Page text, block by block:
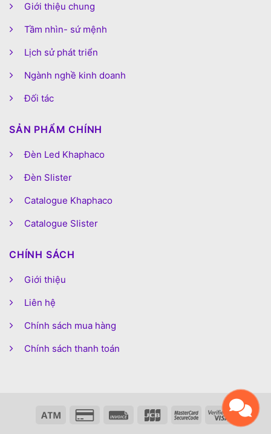
Giới thiệu chung
Tầm nhìn- sứ mệnh
Lịch sử phát triển
Ngành nghề kinh doanh
Đối tác
SẢN PHẨM CHÍNH
Đèn Led Khaphaco
Đèn Slister
Catalogue Khaphaco
Catalogue Slister
CHÍNH SÁCH
Giới thiệu
Liên hệ
Chính sách mua hàng
Chính sách thanh toán